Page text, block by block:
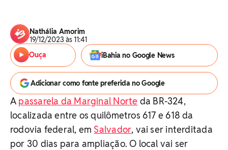
Nathália Amorim
19/12/2023 às 11:41
Ouça
iBahia no Google News
Adicionar como fonte preferida no Google
A passarela da Marginal Norte da BR-324,
localizada entre os quilômetros 617 e 618 da
rodovia federal, em Salvador, vai ser interditada
por 30 dias para ampliação. O local vai ser